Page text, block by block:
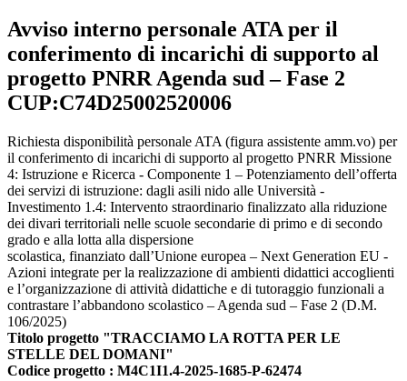
Avviso interno personale ATA per il
conferimento di incarichi di supporto al
progetto PNRR Agenda sud – Fase 2
CUP:C74D25002520006
Richiesta disponibilità personale ATA (figura assistente amm.vo) per
il conferimento di incarichi di supporto al progetto PNRR Missione
4: Istruzione e Ricerca - Componente 1 – Potenziamento dell’offerta
dei servizi di istruzione: dagli asili nido alle Università -
Investimento 1.4: Intervento straordinario finalizzato alla riduzione
dei divari territoriali nelle scuole secondarie di primo e di secondo
grado e alla lotta alla dispersione
scolastica, finanziato dall’Unione europea – Next Generation EU -
Azioni integrate per la realizzazione di ambienti didattici accoglienti
e l’organizzazione di attività didattiche e di tutoraggio funzionali a
contrastare l’abbandono scolastico – Agenda sud – Fase 2 (D.M.
106/2025)
Titolo progetto "TRACCIAMO LA ROTTA PER LE
STELLE DEL DOMANI"
Codice progetto : M4C1I1.4-2025-1685-P-62474